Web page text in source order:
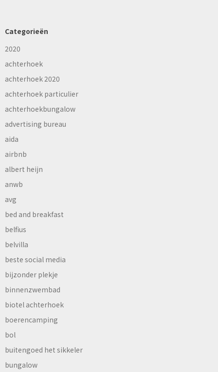
Categorieën
2020
achterhoek
achterhoek 2020
achterhoek particulier
achterhoekbungalow
advertising bureau
aida
airbnb
albert heijn
anwb
avg
bed and breakfast
belfius
belvilla
beste social media
bijzonder plekje
binnenzwembad
biotel achterhoek
boerencamping
bol
buitengoed het sikkeler
bungalow